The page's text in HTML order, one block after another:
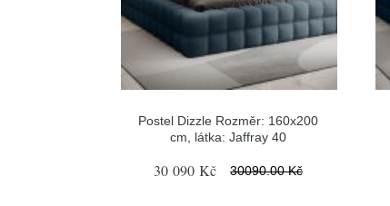
Postel Dizzle Rozměr: 160x200
cm, látka: Jaffray 40
30 090 Kč 30090.00 Kč